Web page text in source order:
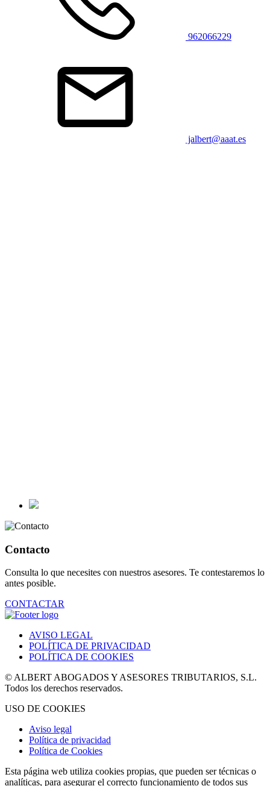
962066229
jalbert@aaat.es
Contacto
Consulta lo que necesites con nuestros asesores. Te contestaremos lo
antes posible.
CONTACTAR
AVISO LEGAL
POLÍTICA DE PRIVACIDAD
POLÍTICA DE COOKIES
© ALBERT ABOGADOS Y ASESORES TRIBUTARIOS, S.L.
Todos los derechos reservados.
USO DE COOKIES
Aviso legal
Política de privacidad
Política de Cookies
Esta página web utiliza cookies propias, que pueden ser técnicas o
analíticas, para asegurar el correcto funcionamiento de todos sus